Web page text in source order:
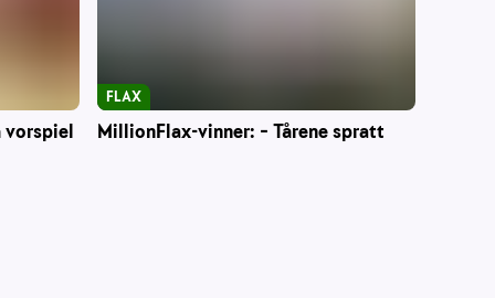
MillionFlax-vinner: – Tårene spratt
FLAX